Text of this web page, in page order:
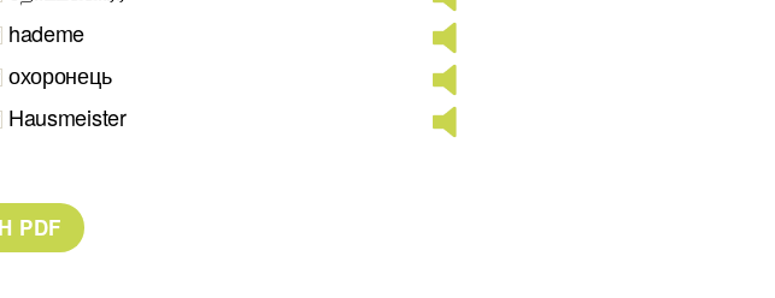
hademe
охоронець
Hausmeister